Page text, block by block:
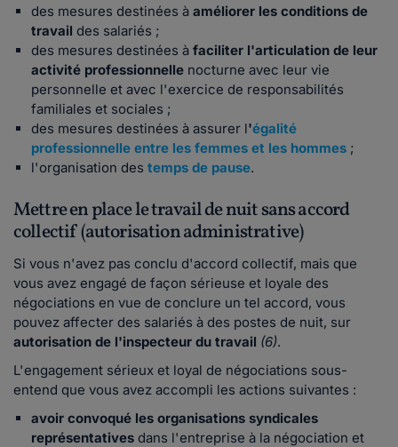
des mesures destinées à améliorer les conditions de
travail des salariés ;
des mesures destinées à faciliter l'articulation de leur
activité professionnelle nocturne avec leur vie
personnelle et avec l'exercice de responsabilités
familiales et sociales ;
des mesures destinées à assurer l'égalité
professionnelle entre les femmes et les hommes ;
l'organisation des temps de pause.
Mettre en place le travail de nuit sans accord
collectif (autorisation administrative)
Si vous n'avez pas conclu d'accord collectif, mais que
vous avez engagé de façon sérieuse et loyale des
négociations en vue de conclure un tel accord, vous
pouvez affecter des salariés à des postes de nuit, sur
autorisation de l'inspecteur du travail (6).
L'engagement sérieux et loyal de négociations sous-
entend que vous avez accompli les actions suivantes :
avoir convoqué les organisations syndicales
représentatives dans l'entreprise à la négociation et